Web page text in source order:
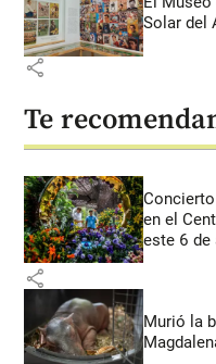
Solar del
share
Te
en el
este 6 de
share
Murió la